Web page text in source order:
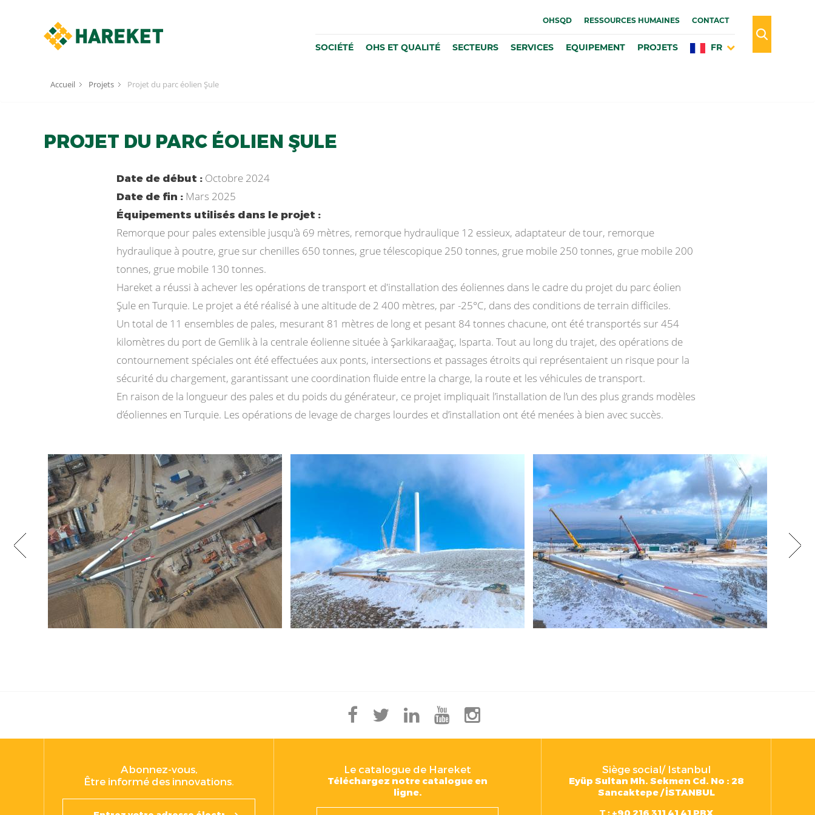
OHSQD RESSOURCES HUMAINES CONTACT
SOCIÉTÉ OHS ET QUALITÉ SECTEURS SERVICES EQUIPEMENT PROJETS FR
Accueil Projets Projet du parc éolien Şule
PROJET DU PARC ÉOLIEN ŞULE
Date de début : Octobre 2024
Date de fin : Mars 2025
Équipements utilisés dans le projet :
Remorque pour pales extensible jusqu'à 69 mètres, remorque hydraulique 12 essieux, adaptateur de tour, remorque
hydraulique à poutre, grue sur chenilles 650 tonnes, grue télescopique 250 tonnes, grue mobile 250 tonnes, grue mobile 200
tonnes, grue mobile 130 tonnes.
Hareket a réussi à achever les opérations de transport et d'installation des éoliennes dans le cadre du projet du parc éolien
Şule en Turquie. Le projet a été réalisé à une altitude de 2 400 mètres, par -25°C, dans des conditions de terrain difficiles.
Un total de 11 ensembles de pales, mesurant 81 mètres de long et pesant 84 tonnes chacune, ont été transportés sur 454
kilomètres du port de Gemlik à la centrale éolienne située à Şarkikaraağaç, Isparta. Tout au long du trajet, des opérations de
contournement spéciales ont été effectuées aux ponts, intersections et passages étroits qui représentaient un risque pour la
sécurité du chargement, garantissant une coordination fluide entre la charge, la route et les véhicules de transport.
En raison de la longueur des pales et du poids du générateur, ce projet impliquait l’installation de l’un des plus grands modèles
d’éoliennes en Turquie. Les opérations de levage de charges lourdes et d’installation ont été menées à bien avec succès.
Abonnez-vous,
Être informé des innovations.
Le catalogue de Hareket
Téléchargez notre catalogue en
ligne.
Siège social/ Istanbul
Eyüp Sultan Mh. Sekmen Cd. No : 28
Sancaktepe / İSTANBUL